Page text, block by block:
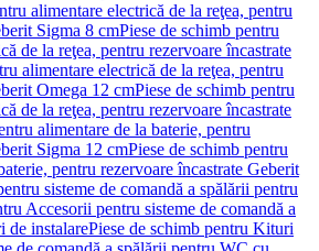
alimentare electrică de la reţea, pentru
Sigma 8 cmPiese de schimb pentru
de la reţea, pentru rezervoare încastrate
alimentare electrică de la reţea, pentru
Omega 12 cmPiese de schimb pentru
de la reţea, pentru rezervoare încastrate
alimentare de la baterie, pentru
Sigma 12 cmPiese de schimb pentru
pentru rezervoare încastrate Geberit
sisteme de comandă a spălării pentru
Accesorii pentru sisteme de comandă a
de instalarePiese de schimb pentru Kituri